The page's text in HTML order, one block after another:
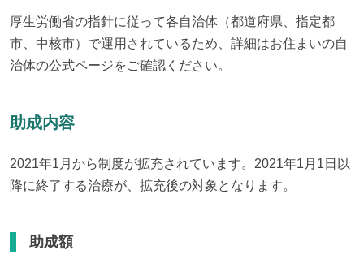
厚生労働省の指針に従って各自治体（都道府県、指定都
市、中核市）で運用されているため、詳細はお住まいの自
治体の公式ページをご確認ください。
助成内容
2021年1月から制度が拡充されています。2021年1月1日以
降に終了する治療が、拡充後の対象となります。
助成額